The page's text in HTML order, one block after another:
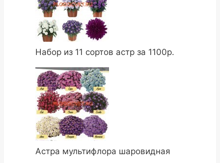
Набор из 11 сортов астр за 1100р.
Астра мультифлора шаровидная